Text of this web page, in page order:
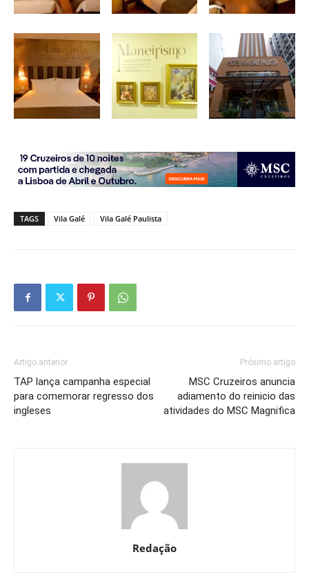
TAGS Vila Galé Vila Galé Paulista
Artigo anterior
TAP lança campanha especial
para comemorar regresso dos
ingleses
Próximo artigo
MSC Cruzeiros anuncia
adiamento do reinicio das
atividades do MSC Magnifica
Redação